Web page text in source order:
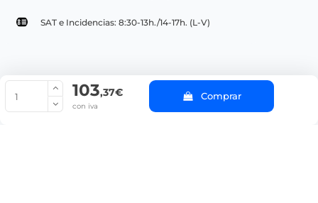
103,37€
con iva
Comprar
SAT e Incidencias: 8:30-13h./14-17h. (L-V)
© Copyright 2022 PepeBar.com |
Aviso legal y
Condiciones generales de compra |